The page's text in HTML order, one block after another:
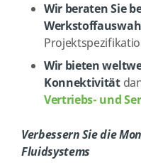
Wir beraten Sie
Wir bieten
Konnektivität
Vertriebs- und
Verbessern Sie die
Fluidsystems